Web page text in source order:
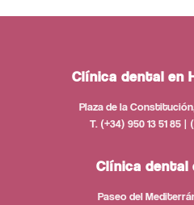
Clínica dental en
Plaza de la
T. (+34) 950 13 51 85 |
Clínica dental
Paseo del